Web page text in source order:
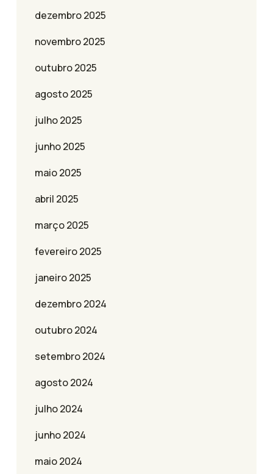
dezembro 2025
novembro 2025
outubro 2025
agosto 2025
julho 2025
junho 2025
maio 2025
abril 2025
março 2025
fevereiro 2025
janeiro 2025
dezembro 2024
outubro 2024
setembro 2024
agosto 2024
julho 2024
junho 2024
maio 2024